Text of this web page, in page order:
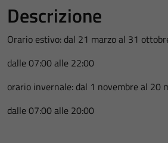
Descrizione
Orario estivo: dal 21 marzo al 31
dalle 07:00 alle 22:00
orario invernale: dal 1 novembre al 20
dalle 07:00 alle 20:00